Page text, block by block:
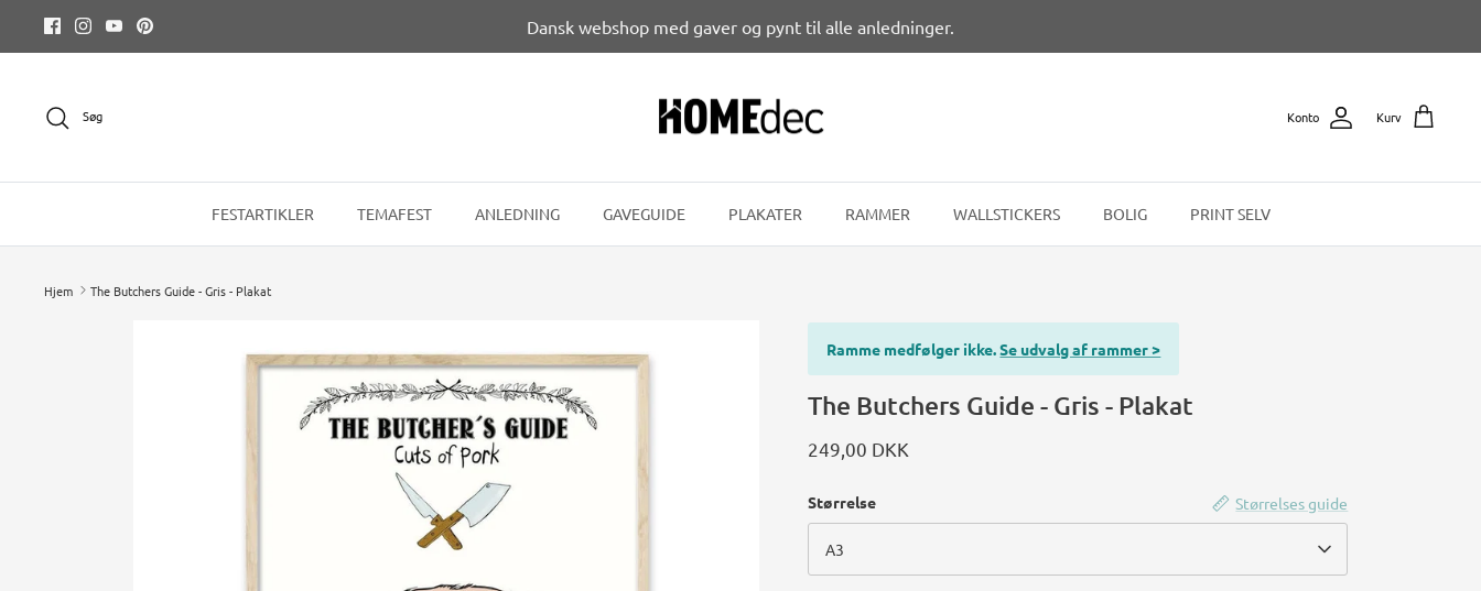
indhold
Dansk webshop med gaver og pynt til alle anledninger.
Søg Konto Kurv
FESTARTIKLER TEMAFEST ANLEDNING GAVEGUIDE PLAKATER RAMMER WALLSTICKERS BOLIG PRINT SELV
Hjem The Butchers Guide - Gris - Plakat
Ramme medfølger ikke.Se udvalg af rammer >
The Butchers Guide - Gris - Plakat
249,00 DKK
Størrelses guide
Størrelse
A3